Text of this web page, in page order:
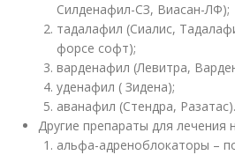
Силденафил-СЗ, Виасан-ЛФ);
тадалафил (Сиалис,
форсе софт);
варденафил (Левитра,
уденафил ( Зидена);
аванафил (Стендра, Разатас).
Другие препараты для лечения
альфа-адреноблокаторы –